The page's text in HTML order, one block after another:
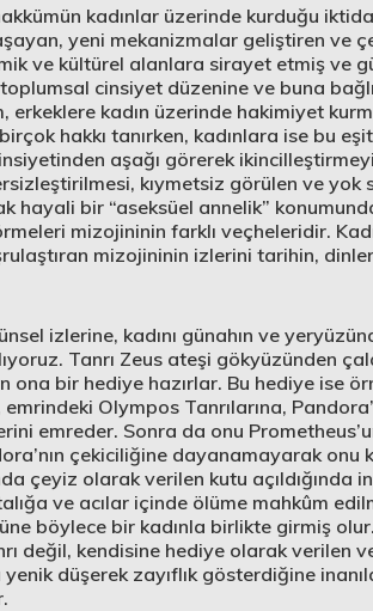
kadınlar üzerinde kurduğu
yeni mekanizmalar geliştiren ve
ve kültürel alanlara sirayet etmiş ve
cinsiyet düzenine ve buna
erkeklere kadın üzerinde hakimiyet
hakkı tanırken, kadınlara ise bu
aşağı görerek
kıymetsiz görülen ve yok
hayali bir “aseksüel annelik”
mizojininin farklı veçheleridir.
mizojininin izlerini tarihin,
izlerine, kadını günahın ve
Tanrı Zeus ateşi gökyüzünden
ona bir hediye hazırlar. Bu hediye ise
emrindeki Olympos Tanrılarına,
emreder. Sonra da onu
çekiciliğine dayanamayarak
çeyiz olarak verilen kutu açıldığında
ve acılar içinde ölüme mahkûm
böylece bir kadınla birlikte girmiş
değil, kendisine hediye olarak verilen
düşerek zayıflık gösterdiğine